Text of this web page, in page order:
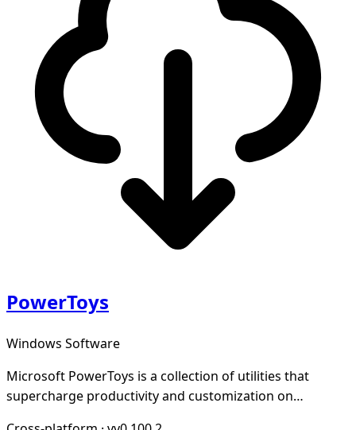
PowerToys
Windows Software
Microsoft PowerToys is a collection of utilities that
supercharge productivity and customization on